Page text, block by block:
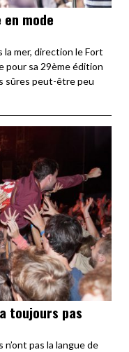
en mode
mer, direction le Fort
pour sa 29ème édition
sûres peut-être peu
toujours pas
pas la langue de